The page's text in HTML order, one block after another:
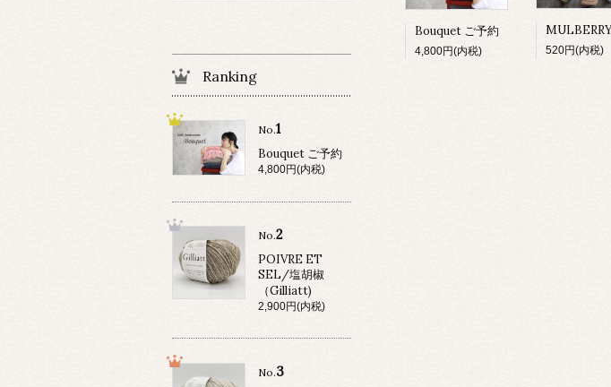
Bouquet ご予約
4,800円(内税) 520円(内税)
Ranking
No.1
Bouquet ご予約
4,800円(内税)
No.2
POIVRE ET
SEL/塩胡椒
（Gilliatt)
2,900円(内税)
No.3